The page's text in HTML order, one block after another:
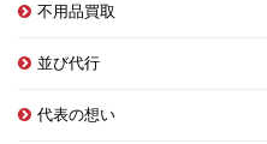
不用品買取
並び代行
代表の想い